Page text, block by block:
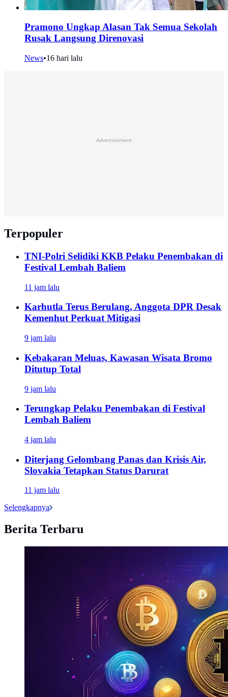
Pramono Ungkap Alasan Tak Semua Sekolah
Rusak Langsung Direnovasi
News•16 hari lalu
Advertisement
Terpopuler
TNI-Polri Selidiki KKB Pelaku Penembakan di
Festival Lembah Baliem
11 jam lalu
Karhutla Terus Berulang, Anggota DPR Desak
Kemenhut Perkuat Mitigasi
9 jam lalu
Kebakaran Meluas, Kawasan Wisata Bromo
Ditutup Total
9 jam lalu
Terungkap Pelaku Penembakan di Festival
Lembah Baliem
4 jam lalu
Diterjang Gelombang Panas dan Krisis Air,
Slovakia Tetapkan Status Darurat
11 jam lalu
Selengkapnya
Berita Terbaru